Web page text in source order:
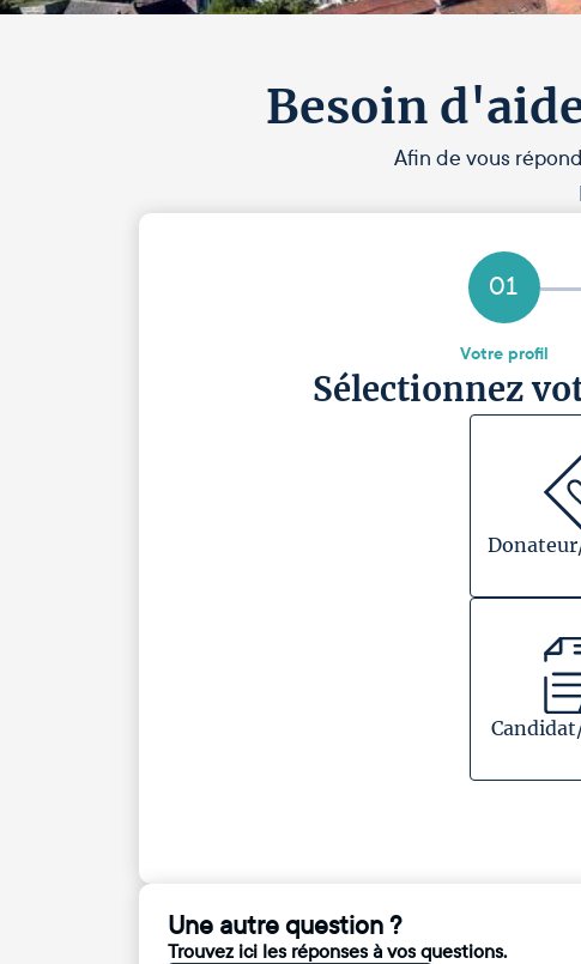
Besoin
Afin de vous
01
Votre profil
Sélectionnez
Une autre question ?
Trouvez ici les réponses à vos questions.